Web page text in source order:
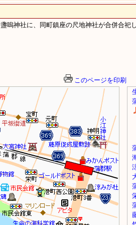
嗚神社に、同町鎮座の尺地神社が合併合祀し
このページを印刷